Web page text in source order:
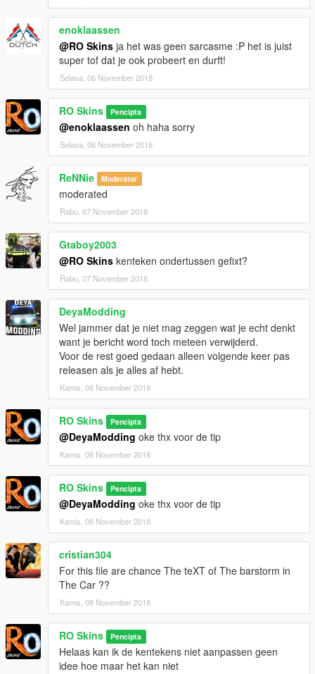
enoklaassen
@RO Skins ja het was geen sarcasme :P het is juist
super tof dat je ook probeert en durft!
Selasa, 06 November 2018
RO Skins Pencipta
@enoklaassen oh haha sorry
Selasa, 06 November 2018
ReNNie Moderator
moderated
Rabu, 07 November 2018
Gtaboy2003
@RO Skins kenteken ondertussen gefixt?
Rabu, 07 November 2018
DeyaModding
Wel jammer dat je niet mag zeggen wat je echt denkt
want je bericht word toch meteen verwijderd.
Voor de rest goed gedaan alleen volgende keer pas
releasen als je alles af hebt.
Kamis, 08 November 2018
RO Skins Pencipta
@DeyaModding oke thx voor de tip
Kamis, 08 November 2018
RO Skins Pencipta
@DeyaModding oke thx voor de tip
Kamis, 08 November 2018
cristian304
For this file are chance The teXT of The barstorm in
The Car ??
Kamis, 08 November 2018
RO Skins Pencipta
Helaas kan ik de kentekens niet aanpassen geen
idee hoe maar het kan niet